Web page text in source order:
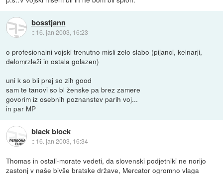
bosstjann
:: 16. jan 2003, 16:23
o profesionalni vojski trenutno misli zelo slabo (pijanci, kelnarji,
delomrzleži in ostala golazen)
uni k so bli prej so zih good
sam te tanovi so bl ženske pa brez zamere
govorim iz osebnih poznanstev parih voj...
in par MP
black block
:: 16. jan 2003, 16:34
Thomas in ostali-morate vedeti, da slovenski podjetniki ne norijo
zastonj v naše bivše bratske države, Mercator ogromno vlaga